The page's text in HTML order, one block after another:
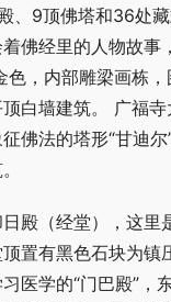
、9顶佛塔和36处
佛经里的人物故事
色，内部雕梁画栋
白墙建筑。 广福
佛法的塔形“甘迪
殿（经堂），这
置有黑色石块为镇
医学的“门巴殿”，